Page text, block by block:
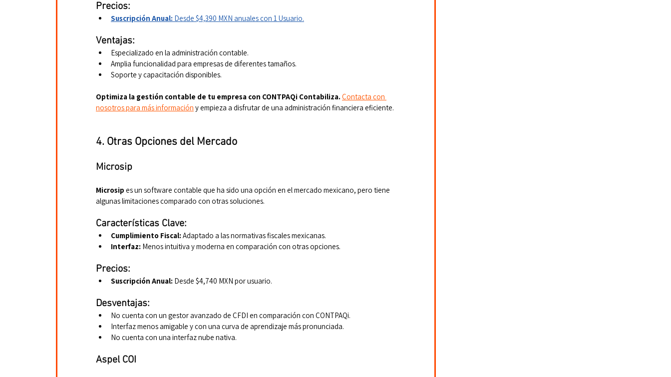
Precios:
Suscripción Anual: Desde $4,390 MXN anuales con 1 Usuario.
Ventajas:
Especializado en la administración contable.
Amplia funcionalidad para empresas de diferentes tamaños.
Soporte y capacitación disponibles.
Optimiza la gestión contable de tu empresa con CONTPAQi Contabiliza. Contacta con
nosotros para más información y empieza a disfrutar de una administración financiera eficiente.
4. Otras Opciones del Mercado
Microsip
Microsip es un software contable que ha sido una opción en el mercado mexicano, pero tiene
algunas limitaciones comparado con otras soluciones.
Características Clave:
Cumplimiento Fiscal: Adaptado a las normativas fiscales mexicanas.
Interfaz: Menos intuitiva y moderna en comparación con otras opciones.
Precios:
Suscripción Anual: Desde $4,740 MXN por usuario.
Desventajas:
No cuenta con un gestor avanzado de CFDI en comparación con CONTPAQi.
Interfaz menos amigable y con una curva de aprendizaje más pronunciada.
No cuenta con una interfaz nube nativa.
Aspel COI